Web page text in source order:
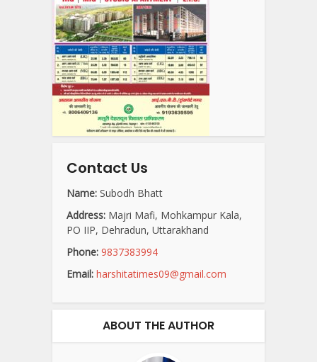
Contact Us
Name: Subodh Bhatt
Address: Majri Mafi, Mohkampur Kala,
PO IIP, Dehradun, Uttarakhand
Phone: 9837383994
Email: harshitatimes09@gmail.com
ABOUT THE AUTHOR